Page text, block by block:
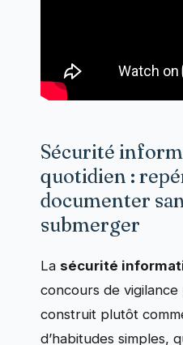
Sécurité
quotidien :
documenter
submerger
La sécurité
concours de
construit plutôt
d’habitudes simples,